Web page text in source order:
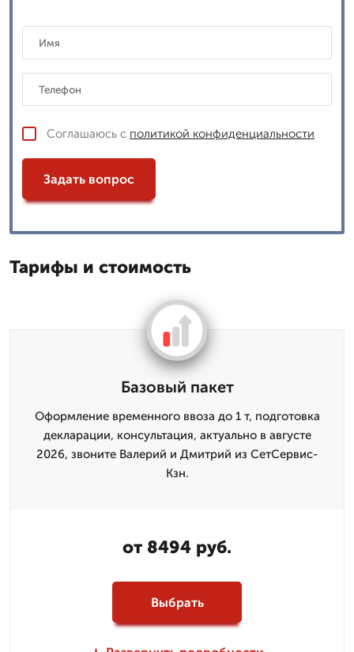
Соглашаюсь с политикой конфиденциальности
Задать вопрос
Тарифы и стоимость
Базовый пакет
Оформление временного ввоза до 1 т, подготовка
декларации, консультация, актуально в августе
2026, звоните Валерий и Дмитpий из СетСервис-
Кзн.
от 8494 руб.
Выбрать